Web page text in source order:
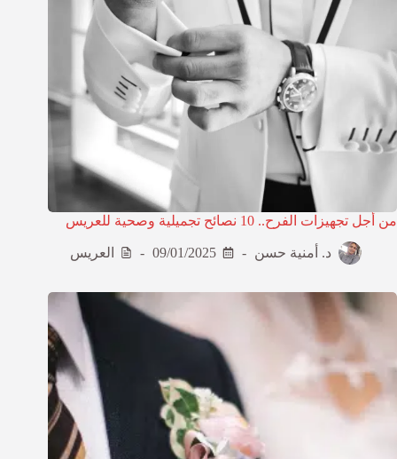
من أجل تجهيزات الفرح.. 10 نصائح تجميلية وصحية للعريس
د. أمنية حسن 09/01/2025 العريس